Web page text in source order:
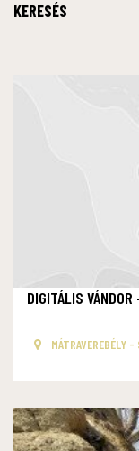
KERESÉS
DIGITÁLIS
MÁTRAVEREBÉLY